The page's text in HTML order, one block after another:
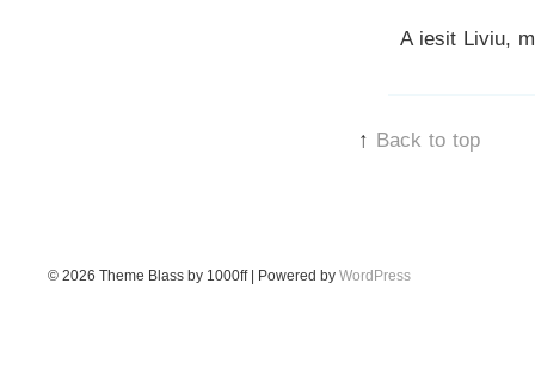
A iesit Liviu,
↑ Back to top
© 2026 Theme Blass by 1000ff | Powered by WordPress